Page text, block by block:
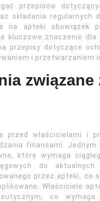
przepisów
składania regularnych
na apteki obowiązek
kluczowe znaczenie dla
przepisy dotyczące
i przetwarzaniem
przed właścicielami i
finansami.
które wymaga
do
przez apteki, co
Właściciele
co